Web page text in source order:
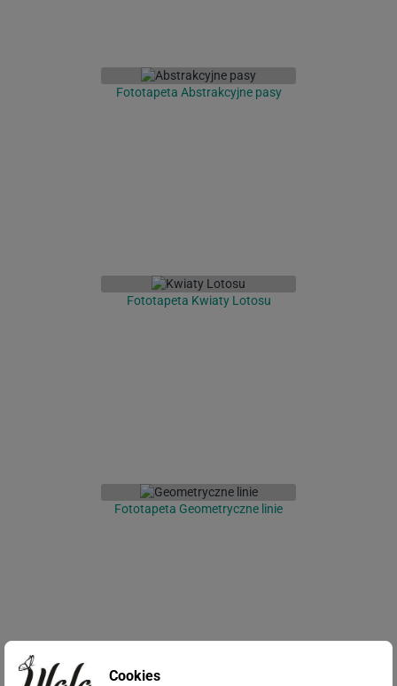
Fototapeta Abstrakcyjne pasy
Fototapeta Kwiaty Lotosu
Fototapeta Geometryczne linie
Cookies